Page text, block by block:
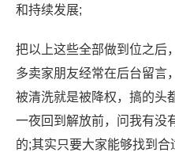
和持续发展;
把以上这些全部做到位之后
多卖家朋友经常在后台留言
被清洗就是被降权，搞的头
一夜回到解放前，问我有没
的;其实只要大家能够找到